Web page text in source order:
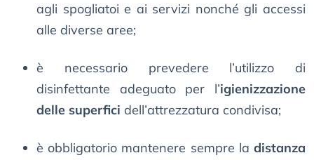
agli spogliatoi e ai servizi nonché gli accessi
alle diverse aree;
è necessario prevedere l’utilizzo di
disinfettante adeguato per l’igienizzazione
delle superfici dell’attrezzatura condivisa;
è obbligatorio mantenere sempre la distanza